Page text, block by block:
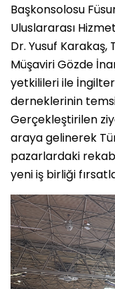
Başkonsolosu
Uluslararası
Dr. Yusuf Karakaş,
Müşaviri Gözde
yetkilileri ile
derneklerinin
Gerçekleştirilen
araya gelinerek
pazarlardaki
yeni iş birliği